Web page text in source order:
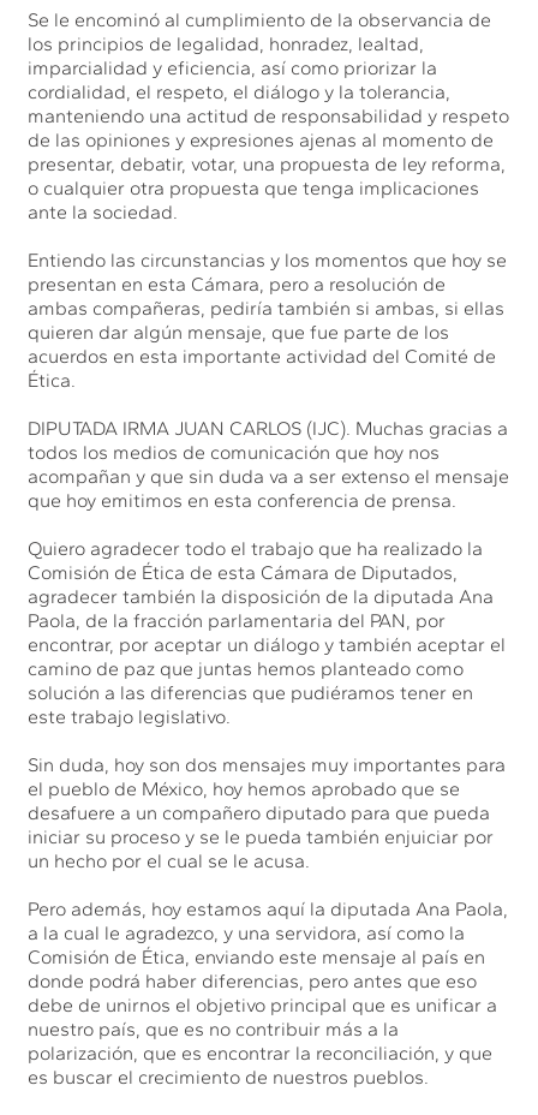
Se le encominó al cumplimiento de la observancia de
los principios de legalidad, honradez, lealtad,
imparcialidad y eficiencia, así como priorizar la
cordialidad, el respeto, el diálogo y la tolerancia,
manteniendo una actitud de responsabilidad y respeto
de las opiniones y expresiones ajenas al momento de
presentar, debatir, votar, una propuesta de ley reforma,
o cualquier otra propuesta que tenga implicaciones
ante la sociedad.
Entiendo las circunstancias y los momentos que hoy se
presentan en esta Cámara, pero a resolución de
ambas compañeras, pediría también si ambas, si ellas
quieren dar algún mensaje, que fue parte de los
acuerdos en esta importante actividad del Comité de
Ética.
DIPUTADA IRMA JUAN CARLOS (IJC). Muchas gracias a
todos los medios de comunicación que hoy nos
acompañan y que sin duda va a ser extenso el mensaje
que hoy emitimos en esta conferencia de prensa.
Quiero agradecer todo el trabajo que ha realizado la
Comisión de Ética de esta Cámara de Diputados,
agradecer también la disposición de la diputada Ana
Paola, de la fracción parlamentaria del PAN, por
encontrar, por aceptar un diálogo y también aceptar el
camino de paz que juntas hemos planteado como
solución a las diferencias que pudiéramos tener en
este trabajo legislativo.
Sin duda, hoy son dos mensajes muy importantes para
el pueblo de México, hoy hemos aprobado que se
desafuere a un compañero diputado para que pueda
iniciar su proceso y se le pueda también enjuiciar por
un hecho por el cual se le acusa.
Pero además, hoy estamos aquí la diputada Ana Paola,
a la cual le agradezco, y una servidora, así como la
Comisión de Ética, enviando este mensaje al país en
donde podrá haber diferencias, pero antes que eso
debe de unirnos el objetivo principal que es unificar a
nuestro país, que es no contribuir más a la
polarización, que es encontrar la reconciliación, y que
es buscar el crecimiento de nuestros pueblos.